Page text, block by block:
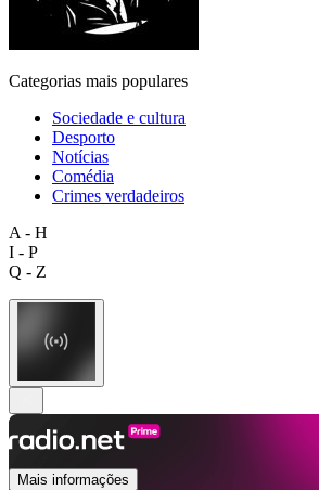
Categorias mais populares
Sociedade e cultura
Desporto
Notícias
Comédia
Crimes verdadeiros
A - H
I - P
Q - Z
Mais informações